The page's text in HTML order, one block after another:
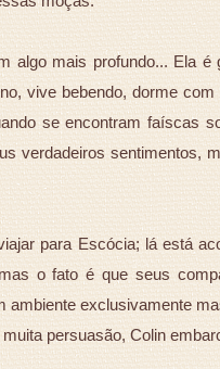
algo mais profundo... Ela é
vive bebendo, dorme
se encontram faíscas
verdadeiros sentimentos,
para Escócia; lá está
o fato é que seus
exclusivamente
persuasão, Colin